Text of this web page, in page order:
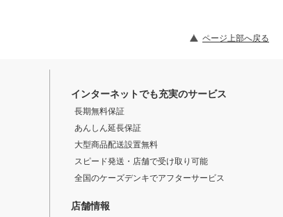
ページ上部へ戻る
インターネットでも充実のサービス
長期無料保証
あんしん延長保証
大型商品配送設置無料
スピード発送・店舗で受け取り可能
全国のケーズデンキでアフターサービス
店舗情報